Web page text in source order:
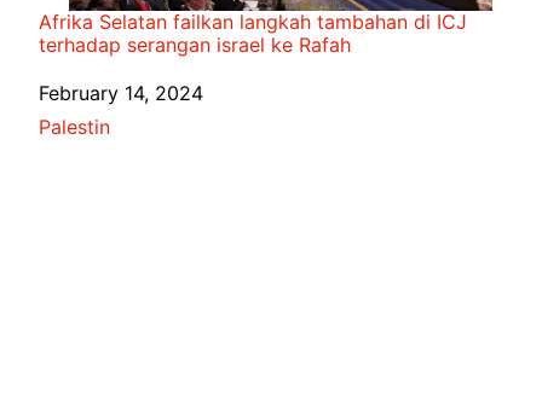
Afrika Selatan failkan langkah tambahan di ICJ
terhadap serangan israel ke Rafah
Date
February 14, 2024
In relation to
Palestin